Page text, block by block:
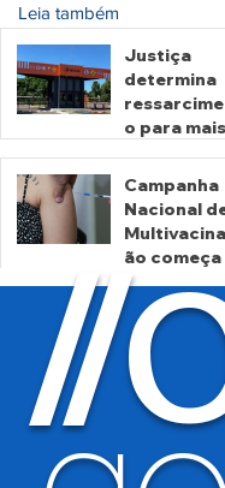
Leia também
Justiça
determina
o para mais
motoristas
por
cobrança
indevida do
Detran-GO
há 2 dias
Campanha
Nacional
ão começa
nesta
segunda
há 3 dias
//